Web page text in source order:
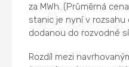
za MWh. (Průměrná
stanic je nyní v rozsahu
dodanou do rozvodné
Rozdíl mezi